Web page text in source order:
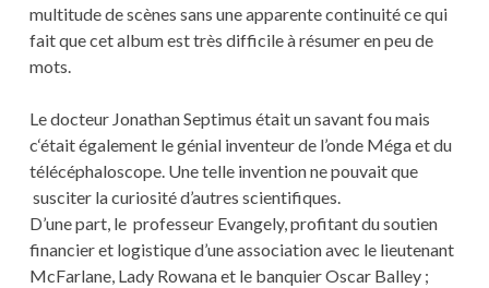
multitude de scènes sans une apparente continuité ce qui
fait que cet album est très difficile à résumer en peu de
mots.
Le docteur Jonathan Septimus était un savant fou mais
c‘était également le génial inventeur de l’onde Méga et du
télécéphaloscope. Une telle invention ne pouvait que
susciter la curiosité d’autres scientifiques.
D’une part, le professeur Evangely, profitant du soutien
financier et logistique d’une association avec le lieutenant
McFarlane, Lady Rowana et le banquier Oscar Balley ;